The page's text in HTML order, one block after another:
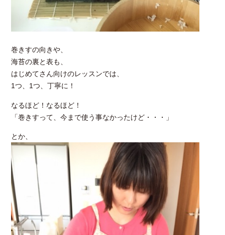
巻きすの向きや、
海苔の裏と表も、
はじめてさん向けのレッスンでは、
1つ、1つ、丁寧に！
なるほど！なるほど！
「巻きすって、今まで使う事なかったけど・・・」
とか、